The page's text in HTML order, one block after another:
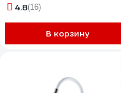
4.8(16)
В корзину